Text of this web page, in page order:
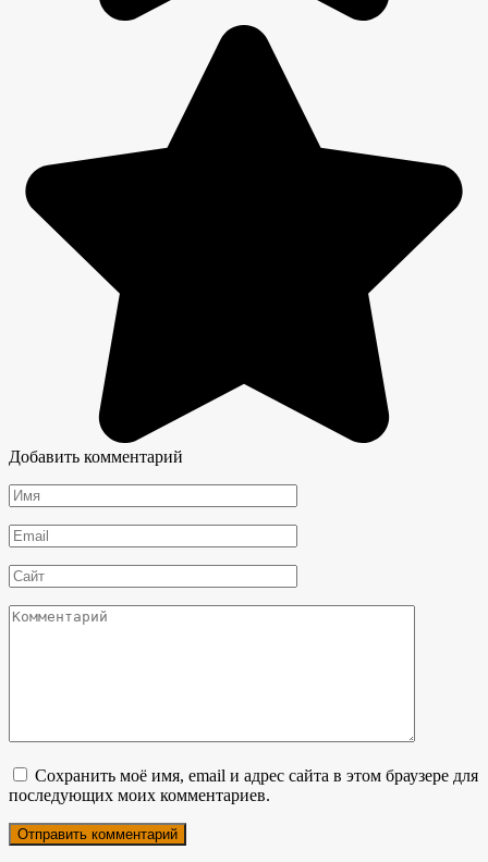
Добавить комментарий
Имя
*
Email
*
Сайт
Комментарий
Сохранить моё имя, email и адрес сайта в этом браузере для
последующих моих комментариев.